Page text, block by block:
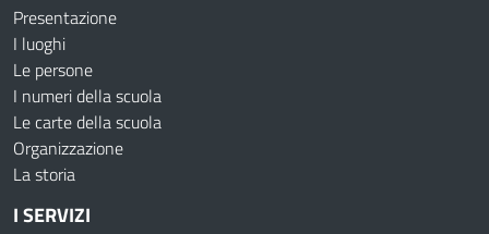
Presentazione
I luoghi
Le persone
I numeri della scuola
Le carte della scuola
Organizzazione
La storia
I SERVIZI